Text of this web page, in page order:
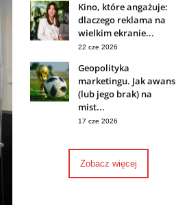
Kino, które angażuje:
dlaczego reklama na
wielkim ekranie...
22 cze 2026
Geopolityka
marketingu. Jak awans
(lub jego brak) na
mist...
17 cze 2026
Zobacz więcej